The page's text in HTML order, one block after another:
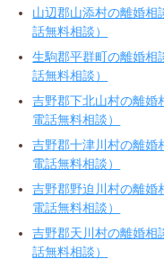
山辺郡山添村の離婚相
話無料相談）
生駒郡平群町の離婚相
話無料相談）
吉野郡下北山村の離婚
電話無料相談）
吉野郡十津川村の離婚
電話無料相談）
吉野郡野迫川村の離婚
電話無料相談）
吉野郡天川村の離婚相
話無料相談）